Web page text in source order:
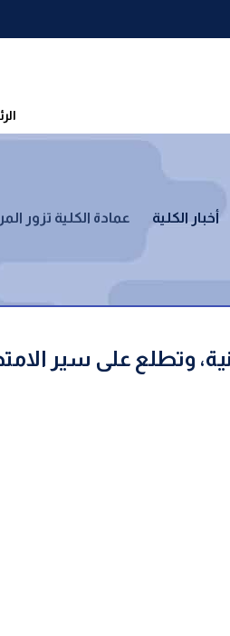
أخبار الكلية عمادة الكلية تزور
وتطلع على سير